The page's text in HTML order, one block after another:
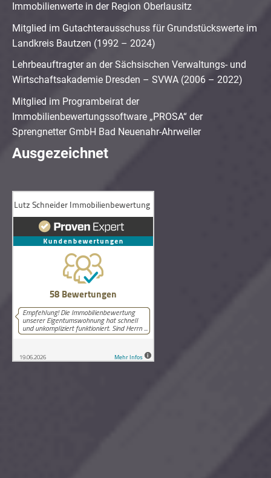
Immobilienwerte in der Region Oberlausitz
Mitglied im Gutachterausschuss für Grundstückswerte im
Landkreis Bautzen (1992 – 2024)
Lehrbeauftragter an der Sächsischen Verwaltungs- und
Wirtschaftsakademie Dresden – SVWA (2006 – 2022)
Mitglied im Programbeirat der
Immobilienbewertungssoftware „PROSA“ der
Sprengnetter GmbH Bad Neuenahr-Ahrweiler
Ausgezeichnet